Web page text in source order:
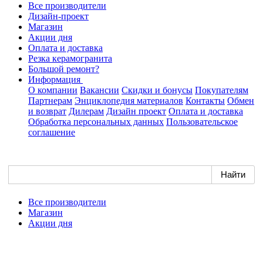
Все производители
Дизайн-проект
Магазин
Акции дня
Оплата и доставка
Резка керамогранита
Большой ремонт?
Информация
О компании Вакансии Скидки и бонусы Покупателям
Партнерам Энциклопедия материалов Контакты Обмен
и возврат Дилерам Дизайн проект Оплата и доставка
Обработка персональных данных Пользовательское
соглашение
Все производители
Магазин
Акции дня